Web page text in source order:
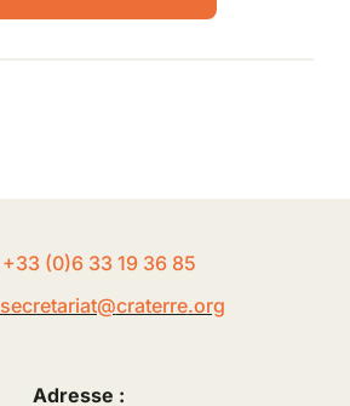
+33 (0)6 33 19 36 85
secretariat@craterre.org
Adresse :